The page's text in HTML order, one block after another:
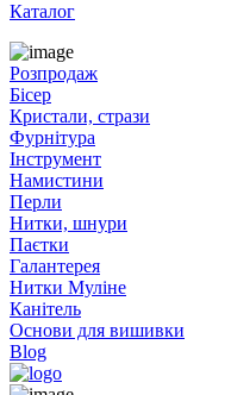
Каталог
Розпродаж
Бісер
Кристали, стрази
Фурнітура
Інструмент
Намистини
Перли
Нитки, шнури
Паєтки
Галантерея
Нитки Муліне
Канітель
Основи для вишивки
Blog